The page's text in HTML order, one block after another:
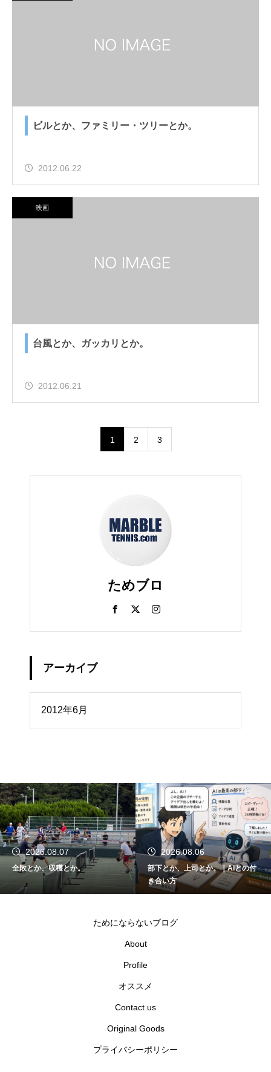
ビルとか、ファミリー・ツリーとか。
2012.06.22
映画
台風とか、ガッカリとか。
2012.06.21
1 2 3
ためブロ
アーカイブ
2026.08.07
全敗とか、収穫とか。
2026.08.06
部下とか、上司とか。｜AIとの付
き合い方
ためにならないブログ
About
Profile
オススメ
Contact us
Original Goods
プライバシーポリシー